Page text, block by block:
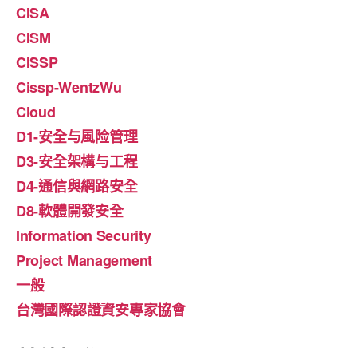
CISA
CISM
CISSP
Cissp-WentzWu
Cloud
D1-安全与風险管理
D3-安全架構与工程
D4-通信與網路安全
D8-軟體開發安全
Information Security
Project Management
一般
台灣國際認證資安專家協會